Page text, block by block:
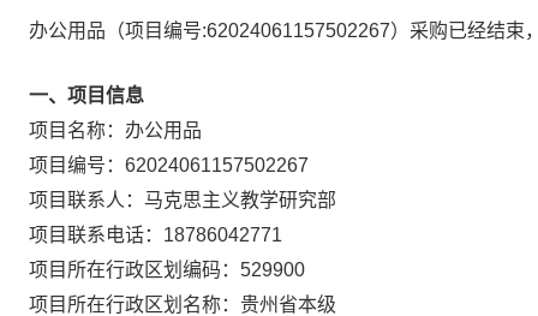
办公用品 （项目编号:62024061157502267）采购已经结束
一、项目信息
项目名称： 办公用品
项目编号： 62024061157502267
项目联系人： 马克思主义教学研究部
项目联系电话： 18786042771
项目所在行政区划编码： 529900
项目所在行政区划名称： 贵州省本级